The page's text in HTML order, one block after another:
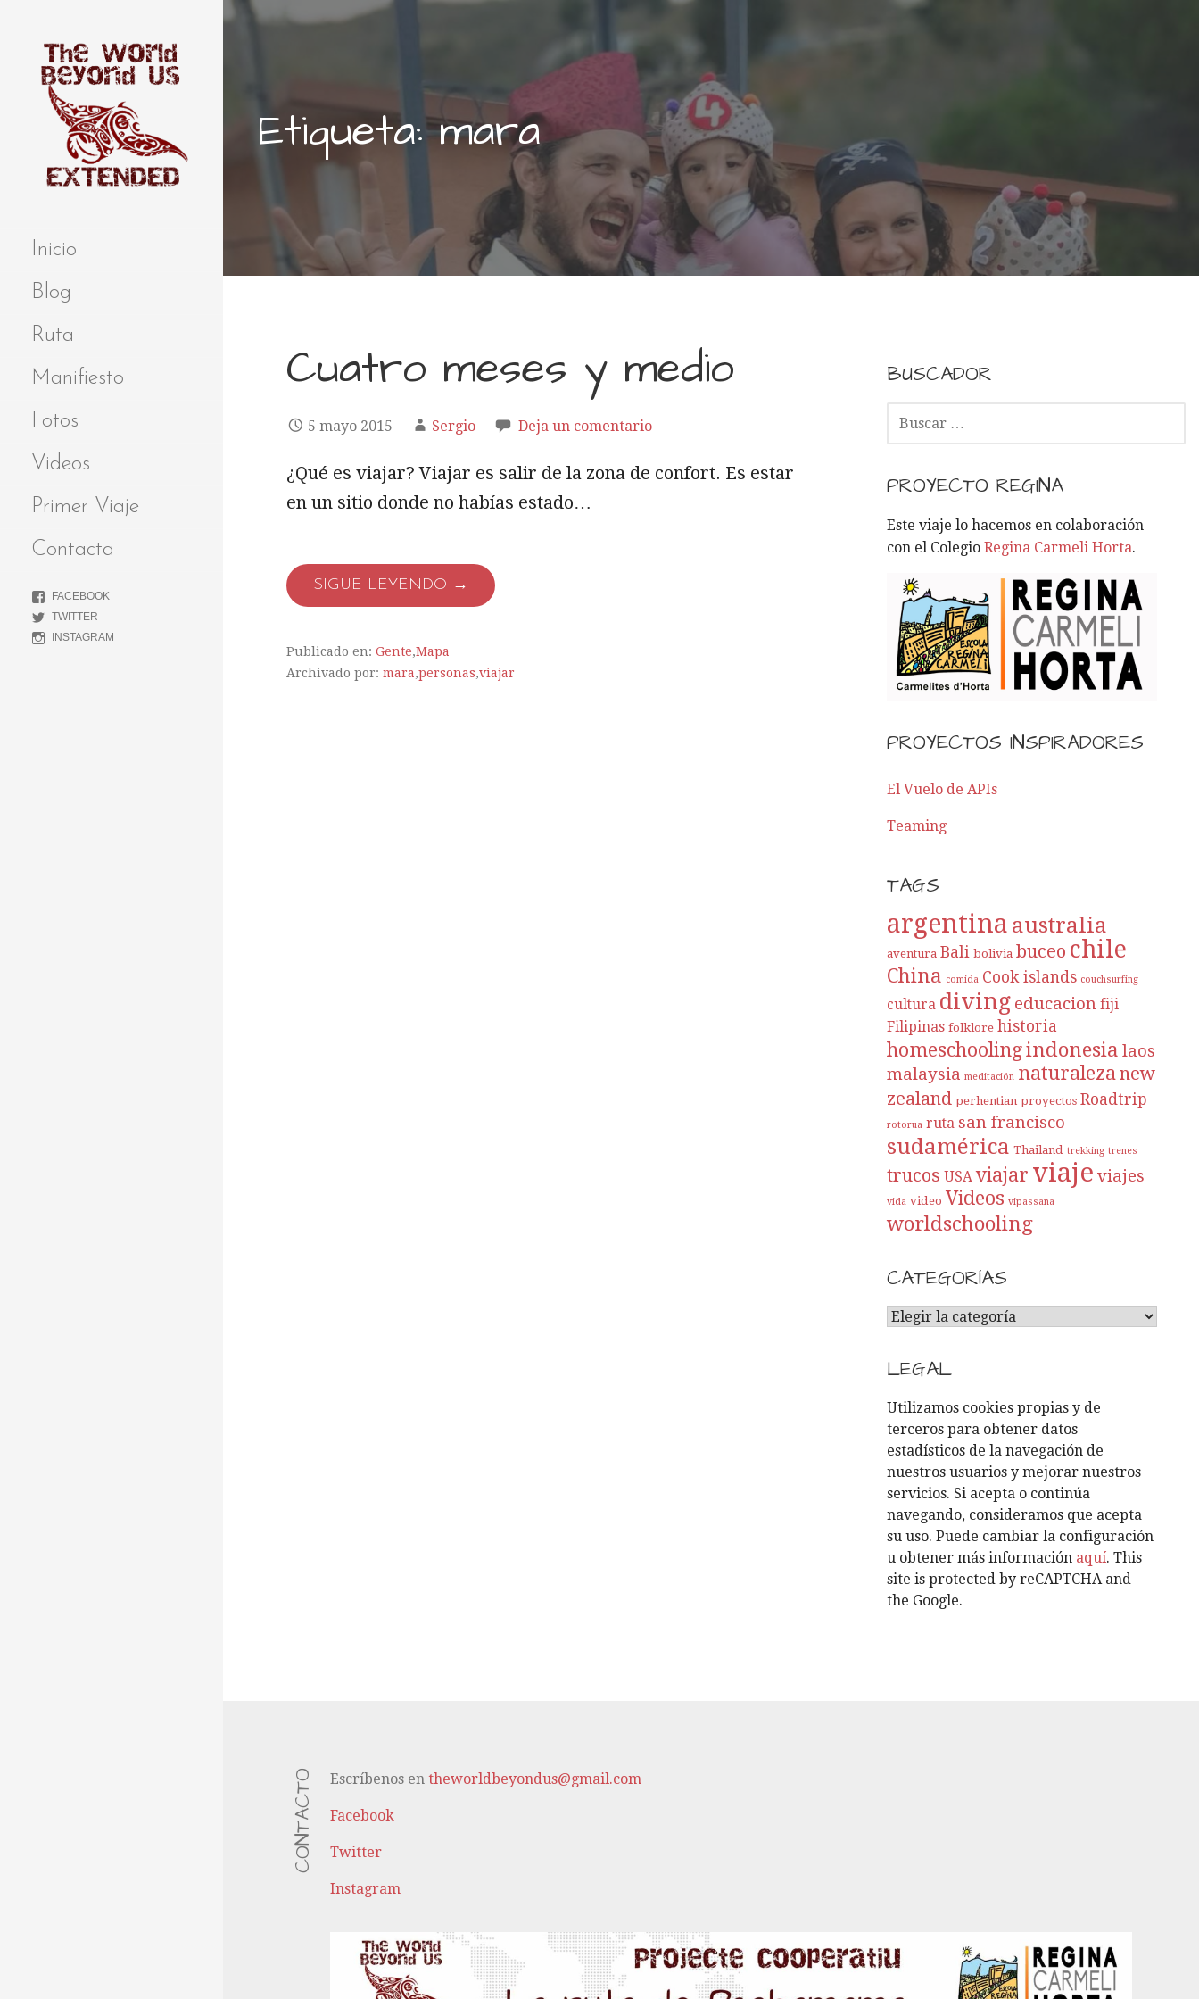
BEYOND US
Inicio
Blog
Ruta
Manifiesto
Fotos
Videos
Primer Viaje
Contacta
FACEBOOK
TWITTER
INSTAGRAM
Etiqueta: mara
Cuatro meses y medio
5 mayo 2015 Sergio Deja un comentario
¿Qué es viajar? Viajar es salir de la zona de confort. Es estar
en un sitio donde no habías estado…
SIGUE LEYENDO →
Publicado en: Gente,Mapa
Archivado por: mara,personas,viajar
BUSCADOR
C
R
:
PROYECTO REGINA
Este viaje lo hacemos en colaboración
con el ColegioRegina Carmeli Horta.
PROYECTOS INSPIRADORES
El Vuelo de APIs
Teaming
TAGS
argentina australia
aventura Bali bolivia buceo chile
China comida Cook islands couchsurfing
cultura diving educacion fiji
Filipinas folklore historia
homeschoolingindonesia laos
malaysia meditación naturalezanew
zealand perhentian proyectos Roadtrip
rotorua ruta san francisco
sudamérica Thailand trekking trenes
trucos USA viajar viaje viajes
vida video Videos vipassana
worldschooling
CATEGORÍAS
C
T
E
G
O
R
Í
A
S
LEGAL
Utilizamos cookies propias y de
terceros para obtener datos
estadísticos de la navegación de
nuestros usuarios y mejorar nuestros
servicios. Si acepta o continúa
navegando, consideramos que acepta
su uso. Puede cambiar la configuración
u obtener más información aquí. This
site is protected by reCAPTCHA and
the Google.
CONTACTO Escríbenos entheworldbeyondus@gmail.com
Facebook
Twitter
Instagram